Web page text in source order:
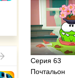
Серия 63
Почтальон